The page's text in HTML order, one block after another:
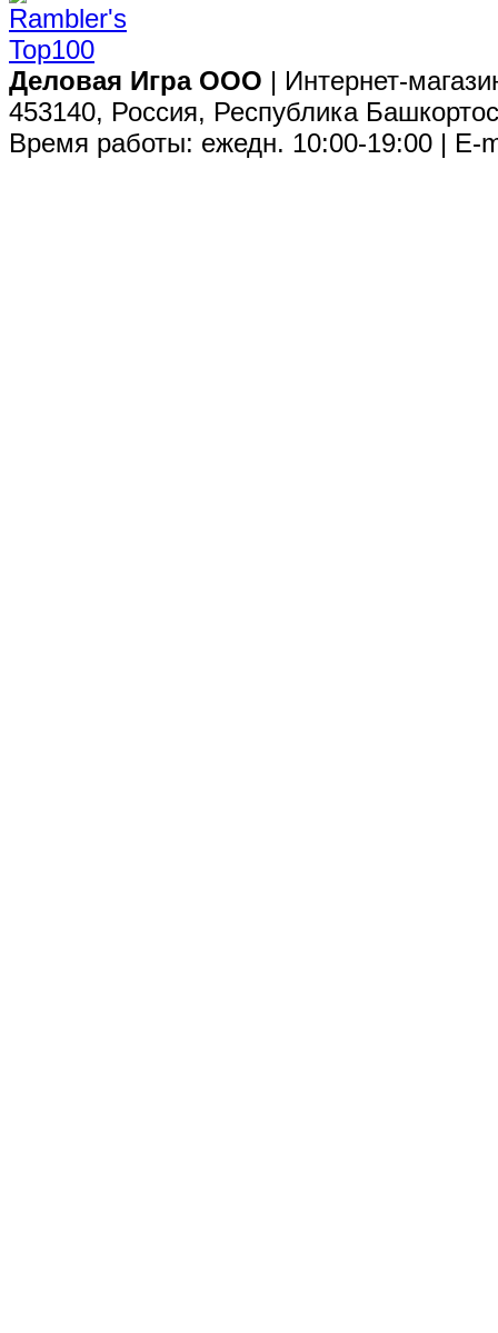
Деловая Игра ООО | Интернет-
453140, Россия, Республика
Время работы: ежедн. 10:00-19:00 | E-